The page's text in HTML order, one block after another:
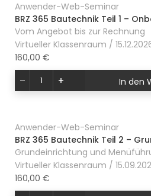
Anwender-Web-Seminar
BRZ 365 Bautechnik Teil 1 –
Vom Angebot bis zur Rechnung
Virtueller Klassenraum /
160,00 €
In den
Anwender-Web-Seminar
BRZ 365 Bautechnik Teil 2 –
Grundeinrichtung und
Virtueller Klassenraum /
160,00 €